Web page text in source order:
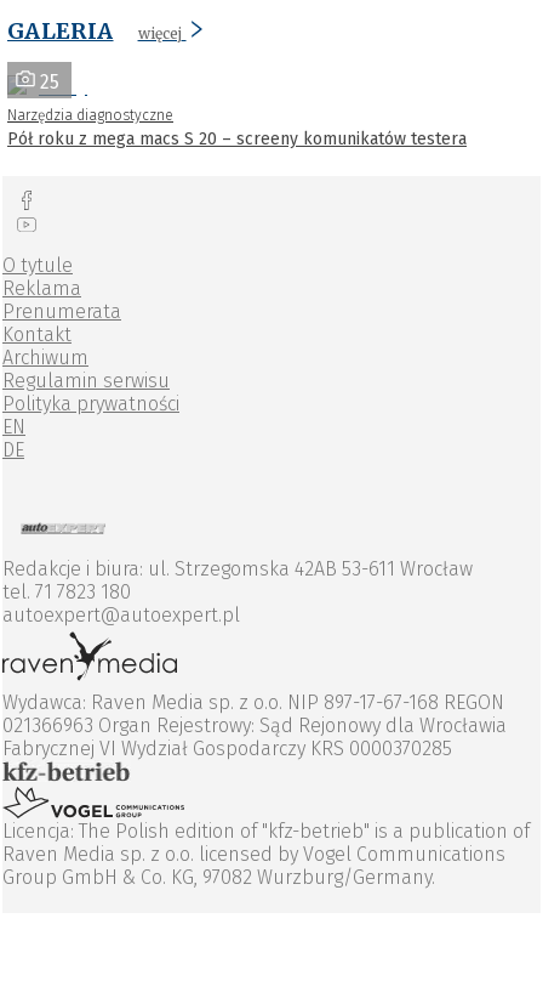
GALERIA więcej
25
Narzędzia diagnostyczne
Pół roku z mega macs S 20 – screeny komunikatów testera
O tytule
Reklama
Prenumerata
Kontakt
Archiwum
Regulamin serwisu
Polityka prywatności
EN
DE
Redakcje i biura: ul. Strzegomska 42AB 53-611 Wrocław
tel. 71 7823 180
autoexpert@autoexpert.pl
Wydawca: Raven Media sp. z o.o. NIP 897-17-67-168 REGON
021366963 Organ Rejestrowy: Sąd Rejonowy dla Wrocławia
Fabrycznej VI Wydział Gospodarczy KRS 0000370285
Licencja: The Polish edition of "kfz-betrieb" is a publication of
Raven Media sp. z o.o. licensed by Vogel Communications
Group GmbH & Co. KG, 97082 Wurzburg/Germany.